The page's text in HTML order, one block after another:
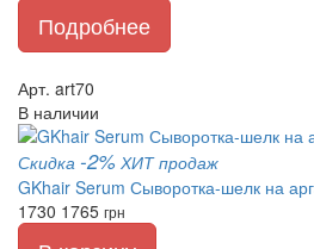
Подробнее
Арт. art70
В наличии
Скидка -2% ХИТ продаж
GKhair Serum Сыворотка-шелк на
1730 1765 грн